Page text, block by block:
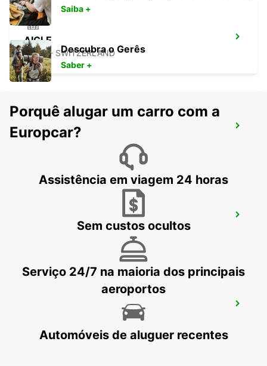
AIGLE
AIGLE - SWITZERLAND
MONTREUX, HOTEL MONTREUX-PALACE
MONTREUX - SWITZERLAND
VISP - SWITZERLAND
Saiba +
Descubra o Gerês
Saber +
Porquê alugar um carro com a
Europcar?
Assistência em viagem 24 horas
Sem custos ocultos
Serviço 24/7 na maioria dos principais
aeroportos
Automóveis de aluguer recentes